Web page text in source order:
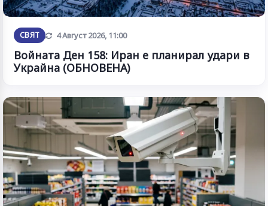
СВЯТ Обновена
4 Август 2026, 11:00
Войната Ден 158: Иран е планирал удари в
Украйна (ОБНОВЕНА)